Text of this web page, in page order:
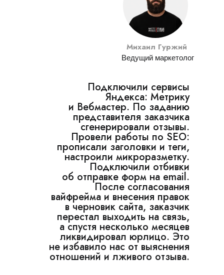
Михаил Гуржий
Ведущий маркетолог
Подключили сервисы
Яндекса: Метрику
и Вебмастер. По заданию
представителя заказчика
сгенерировали отзывы.
Провели работы по SEO:
прописали заголовки и теги,
настроили микроразметку.
Подключили отбивки
об отправке форм на email.
После согласования
вайфрейма и внесения правок
в черновик сайта, заказчик
перестал выходить на связь,
а спустя несколько месяцев
ликвидировал юрлицо. Это
не избавило нас от выяснения
отношений и лживого отзыва.